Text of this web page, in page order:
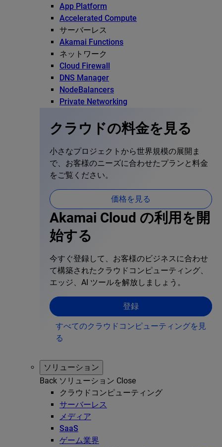
App Platform
Accelerated Compute
サーバーレス
Akamai Functions
ネットワーク
Cloud Firewall
DNS Manager
NodeBalancers
Private Networking
クラウドの料金を見る
小さなプロジェクトから世界規模の展開ま
で、お客様のニーズに合わせたプランと料金
をご覧ください。
価格を見る
Akamai Cloud の利用を開
始する
今すぐ登録して、お客様のビジネスに合わせ
て構築されたクラウドコンピューティング、
エッジ、AI ツールを解放しましょう。
登録
すべてのクラウドコンピューティングを見
る
ソリューション
Back ソリューション Close
クラウドコンピューティング
サーバーレス
メディア
SaaS
ゲーム業界